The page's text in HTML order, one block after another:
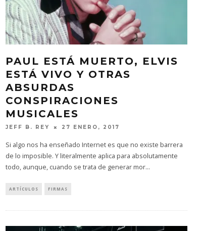
PAUL ESTÁ MUERTO, ELVIS
ESTÁ VIVO Y OTRAS
ABSURDAS
CONSPIRACIONES
MUSICALES
JEFF B. REY 27 ENERO, 2017
Si algo nos ha enseñado Internet es que no existe barrera
de lo imposible. Y literalmente aplica para absolutamente
todo, aunque, cuando se trata de generar mor...
ARTÍCULOS FIRMAS